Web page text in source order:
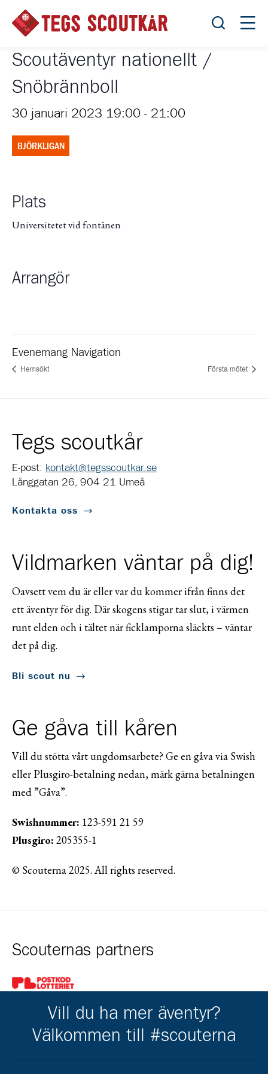
Öppna
Scoutäventyr nationellt /
Snöbrännboll
30 januari 2023 19:00 - 21:00
BJÖRKLIGAN
Plats
Universitetet vid fontänen
Arrangör
Evenemang Navigation
Hemsökt Första mötet
Tegs scoutkår
E-post: kontakt@tegsscoutkar.se
Långgatan 26, 904 21 Umeå
Kontakta oss
Vildmarken väntar på dig!
Oavsett vem du är eller var du kommer ifrån finns det
ett äventyr för dig. Där skogens stigar tar slut, i värmen
runt elden och i tältet när ficklamporna släckts – väntar
det på dig.
Bli scout nu
Ge gåva till kåren
Vill du stötta vårt ungdomsarbete? Ge en gåva via Swish
eller Plusgiro-betalning nedan, märk gärna betalningen
med ”Gåva”.
Swishnummer: 123-591 21 59
Plusgiro: 205355-1
© Scouterna 2025. All rights reserved.
Scouternas partners
Gå till pl_50
Vill du ha mer äventyr?
Välkommen till #scouterna